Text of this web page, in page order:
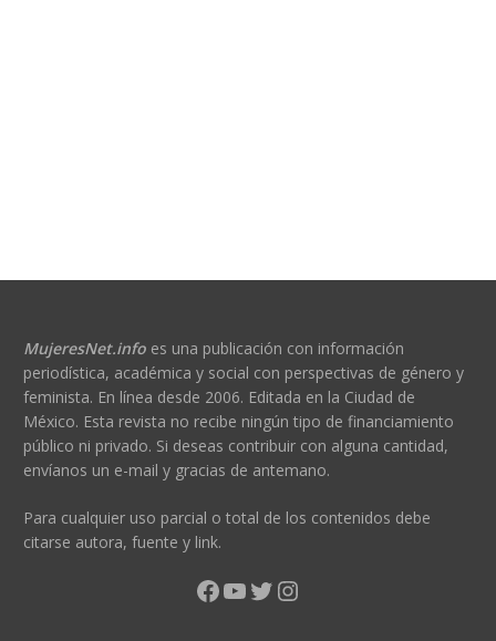
MujeresNet.infoes una publicación con información
periodística, académica y social con perspectivas de género y
feminista. En línea desde 2006. Editada en la Ciudad de
México. Esta revista no recibe ningún tipo de financiamiento
público ni privado. Si deseas contribuir con alguna cantidad,
envíanos un e-mail y gracias de antemano.
Para cualquier uso parcial o total de los contenidos debe
citarse autora, fuente y link.
Facebook
YouTube
Twitter
Instagram